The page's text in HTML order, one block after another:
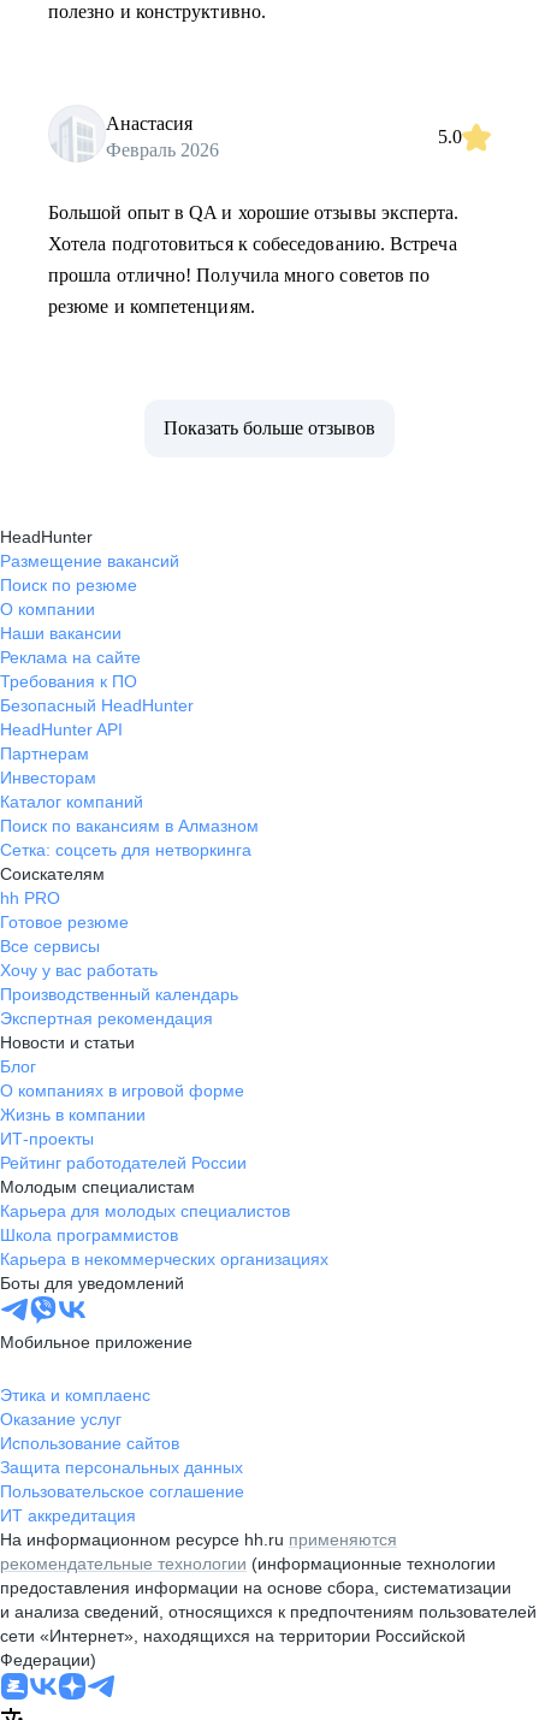
полезно и конструктивно.
Анастасия
Февраль 2026
5.0
Большой опыт в QA и хорошие отзывы эксперта.
Хотела подготовиться к собеседованию. Встреча
прошла отлично! Получила много советов по
резюме и компетенциям.
Показать больше отзывов
HeadHunter
Размещение вакансий
Поиск по резюме
О компании
Наши вакансии
Реклама на сайте
Требования к ПО
Безопасный HeadHunter
HeadHunter API
Партнерам
Инвесторам
Каталог компаний
Поиск по вакансиям в Алмазном
Сетка: соцсеть для нетворкинга
Соискателям
hh PRO
Готовое резюме
Все сервисы
Хочу у вас работать
Производственный календарь
Экспертная рекомендация
Новости и статьи
Блог
О компаниях в игровой форме
Жизнь в компании
ИТ-проекты
Рейтинг работодателей России
Молодым специалистам
Карьера для молодых специалистов
Школа программистов
Карьера в некоммерческих организациях
Боты для уведомлений
Мобильное приложение
Этика и комплаенс
Оказание услуг
Использование сайтов
Защита персональных данных
Пользовательское соглашение
ИТ аккредитация
На информационном ресурсе hh.ru применяются
рекомендательные технологии (информационные технологии
предоставления информации на основе сбора, систематизации
и анализа сведений, относящихся к предпочтениям пользователей
сети «Интернет», находящихся на территории Российской
Федерации)